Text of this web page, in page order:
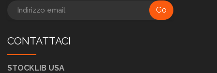
Go
CONTATTACI
STOCKLIB USA